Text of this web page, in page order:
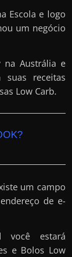
Escola e logo
um negócio
na Austrália e
receitas
Low Carb.
um campo
de e-
você estará
e Bolos Low